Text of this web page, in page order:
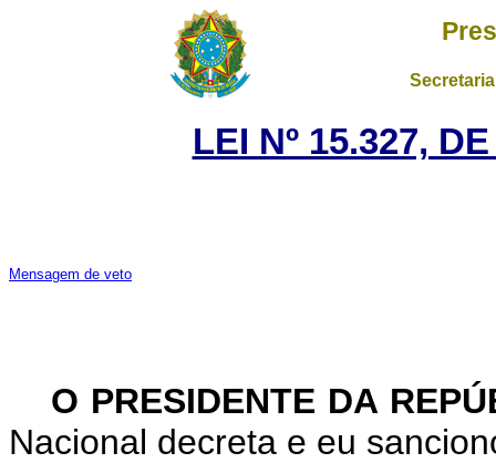
LEI Nº 15.327,
Mensagem de veto
O PRESIDENTE DA
Nacional decreta e eu